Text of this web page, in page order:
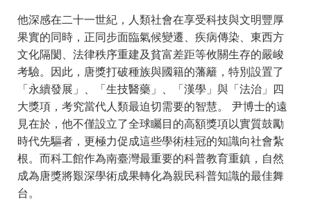
他深感在二十一世紀，人類社會在享受科技與文明豐厚
果實的同時，正同步面臨氣候變遷、疾病傳染、東西方
文化隔閡、法律秩序重建及貧富差距等攸關生存的嚴峻
考驗。因此，唐獎打破種族與國籍的藩籬，特別設置了
「永續發展」、「生技醫藥」、「漢學」與「法治」四
大獎項，考究當代人類最迫切需要的智慧。 尹博士的遠
見在於，他不僅設立了全球矚目的高額獎項以實質鼓勵
時代先驅者，更極力促成這些學術桂冠的知識向社會紮
根。而科工館作為南臺灣最重要的科普教育重鎮，自然
成為唐獎將艱深學術成果轉化為親民科普知識的最佳舞
台。